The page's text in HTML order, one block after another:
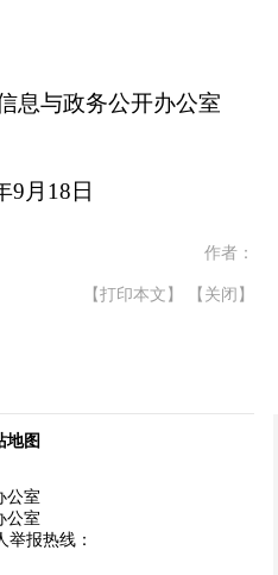
息与政务公开办公室
9月18日
作者：
【打印本文】 【关闭】
地图
公室
公室
举报热线：